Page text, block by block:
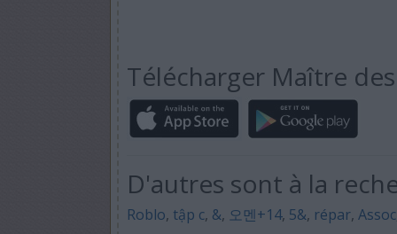
Télécharger Maître
D'autres sont à la
Roblo, tập c, &, 오멘+14, 5&, répar, Assoc